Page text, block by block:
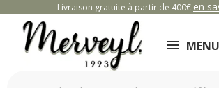
Livraison gratuite à partir de 400€ en
MENU